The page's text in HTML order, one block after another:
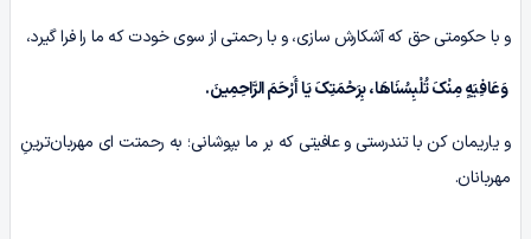
و با حکومتی حق که آشکارش سازی، و با رحمتی از سوی خودت که ما را فرا گیرد،
وَعَافِیَهٍ مِنْکَ تُلْبِسُنَاهَا، بِرَحْمَتِکَ یَا أَرْحَمَ الرَّاحِمِینَ.
و یاریمان کن با تندرستی و عافیتی که بر ما بپوشانی؛ به رحمتت ای مهربان‌ترینِ
مهربانان.